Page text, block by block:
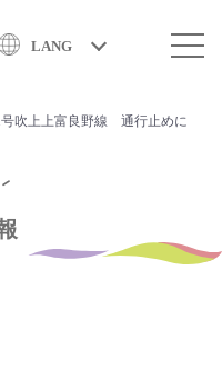
LANG
吹上上富良野線 通行止めに